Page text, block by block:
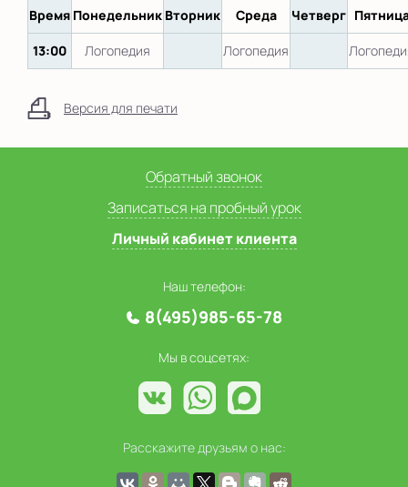
Время Понедельник Вторник Среда Четверг
13:00 Логопедия Логопедия
Версия для печати
Обратный звонок
Записаться на пробный урок
Личный кабинет клиента
Наш телефон:
8(495)985-65-78
Мы в соцсетях:
Расскажите друзьям о нас: